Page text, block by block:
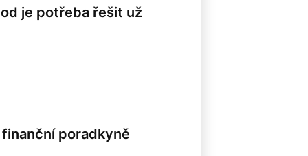
je potřeba řešit už
poradkyně